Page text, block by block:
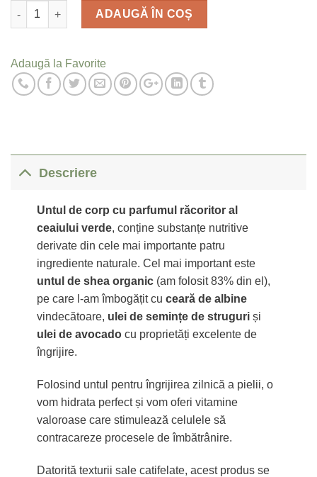
Cantitate
ADAUGĂ ÎN COȘ
Adaugă la Favorite
Descriere
Untul de corp cu parfumul răcoritor al
ceaiului verde, conține substanțe nutritive
derivate din cele mai importante patru
ingrediente naturale. Cel mai important este
untul de shea organic(am folosit 83% din el),
pe care l-am îmbogățit cu ceară de albine
vindecătoare, ulei de semințe de struguriși
ulei de avocadocu proprietăți excelente de
îngrijire.
Folosind untul pentru îngrijirea zilnică a pielii, o
vom hidrata perfect și vom oferi vitamine
valoroase care stimulează celulele să
contracareze procesele de îmbătrânire.
Datorită texturii sale catifelate, acest produs se